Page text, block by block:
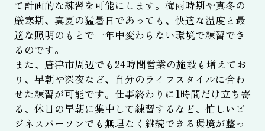
て計画的な練習を可能にします。梅雨時期や真冬の
厳寒期、真夏の猛暑日であっても、快適な温度と最
適な照明のもとで一年中変わらない環境で練習でき
るのです。
また、唐津市周辺でも24時間営業の施設も増えてお
り、早朝や深夜など、自分のライフスタイルに合わ
せた練習が可能です。仕事終わりに1時間だけ立ち寄
る、休日の早朝に集中して練習するなど、忙しいビ
ジネスパーソンでも無理なく継続できる環境が整っ